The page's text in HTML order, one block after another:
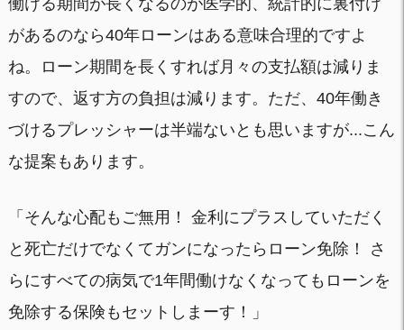
働ける期間が長くなるのが医学的、統計的に裏付け
があるのなら40年ローンはある意味合理的ですよ
ね。ローン期間を長くすれば月々の支払額は減りま
すので、返す方の負担は減ります。ただ、40年働き
づけるプレッシャーは半端ないとも思いますが...こん
な提案もあります。
「そんな心配もご無用！ 金利にプラスしていただく
と死亡だけでなくてガンになったらローン免除！ さ
らにすべての病気で1年間働けなくなってもローンを
免除する保険もセットしまーす！」